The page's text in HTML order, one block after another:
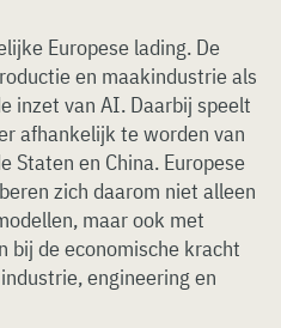
Europese lading. De
en maakindustrie als
inzet van AI. Daarbij speelt
afhankelijk te worden van
Staten en China. Europese
zich daarom niet alleen
maar ook met
bij de economische kracht
engineering en